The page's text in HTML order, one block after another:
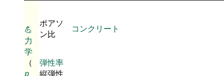
💪
力
学
（
p
ポアソ
ン比
コンクリート
弾性率
縦弾性